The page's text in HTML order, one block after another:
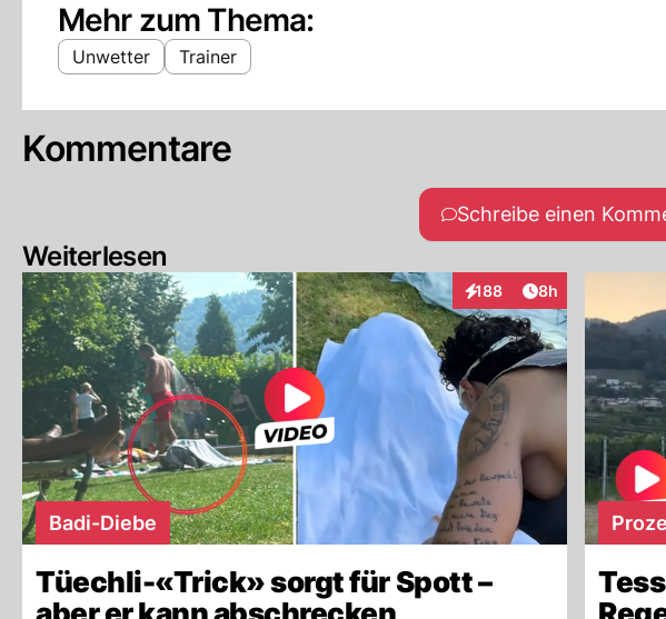
Mehr zum Thema:
Unwetter Trainer
Kommentare
Schreibe einen
Weiterlesen
188
InteraktionenArtikel
8h
Badi-Diebe
Tüechli-«Trick» sorgt für Spott –